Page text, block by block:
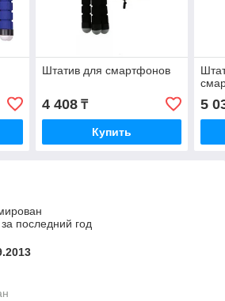
Штатив для смартфонов
4 408₸
Купить
5
последний год